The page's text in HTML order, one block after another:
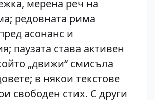
мерена реч на
редовната рима
асонанс и
паузата става активен
„движи“ смисъла
в някои текстове
свободен стих. С други